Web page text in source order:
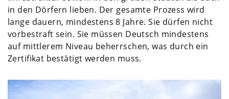
in den Dörfern lieben. Der gesamte Prozess wird
lange dauern, mindestens 8 Jahre. Sie dürfen nicht
vorbestraft sein. Sie müssen Deutsch mindestens
auf mittlerem Niveau beherrschen, was durch ein
Zertifikat bestätigt werden muss.